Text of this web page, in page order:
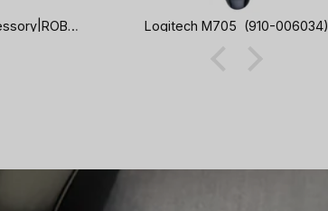
Vacuum Cleaner Accessory|ROBOROCK|Detachable Rubber Main Brush with Robust Synthetic Bristles|For Q8/Q8+/Q7 TF+/Q7 TF/Q7 BF+/Q7 BF|8.02.0446 Logitech M705 (910-006034)